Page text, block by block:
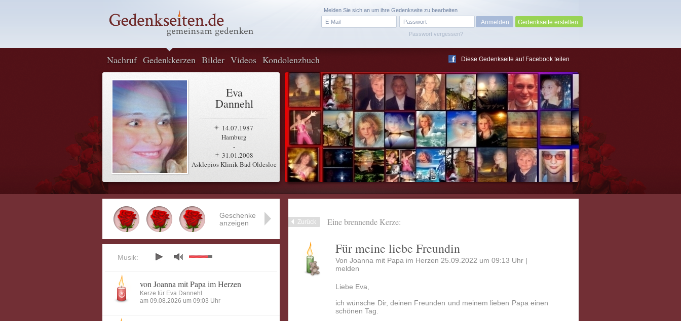
Passwort vergessen?
Melden Sie sich an um ihre Gedenkseite zu bearbeiten
Gedenkseite erstellen
Nachruf Gedenkkerzen Bilder Videos Kondolenzbuch Diese Gedenkseite auf Facebook teilen
Eva
Dannehl
14.07.1987
Hamburg
-
31.01.2008
Asklepios Klinik Bad Oldesloe
Zurück Eine brennende Kerze:
Für meine liebe Freundin
Von Joanna mit Papa im Herzen 25.09.2022 um 09:13 Uhr |
melden
Liebe Eva,
ich wünsche Dir, deinen Freunden und meinem lieben Papa einen
schönen Tag.
Geschenke
anzeigen
Musik:
von Joanna mit Papa im Herzen
Kerze für Eva Dannehl
am 09.08.2026 um 09:03 Uhr